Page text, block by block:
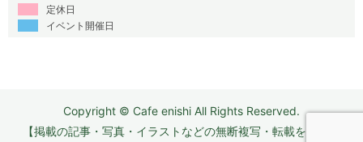
定休日
イベント開催日
Copyright © Cafe enishi All Rights Reserved.
【掲載の記事・写真・イラストなどの無断複写・転載を禁じま